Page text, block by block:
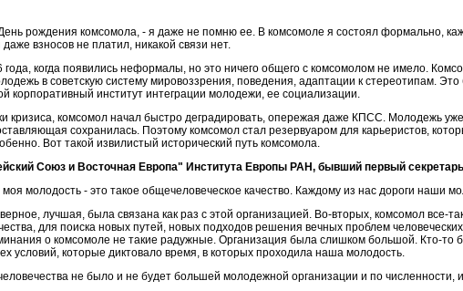
рождения комсомола, - я даже не помню ее. В комсомоле я состоял формально,
взносов не платил, никакой связи нет.
когда появились неформалы, но это ничего общего с комсомолом не имело.
в советскую систему мировоззрения, поведения, адаптации к стереотипам.
корпоративный институт интеграции молодежи, ее социализации.
кризиса, комсомол начал быстро деградировать, опережая даже КПСС. Молодежь
сохранилась. Поэтому комсомол стал резервуаром для карьеристов,
Вот такой извилистый исторический путь комсомола.
Союз и Восточная Европа" Института Европы РАН, бывший первый
молодость - это такое общечеловеческое качество. Каждому из нас дороги наши
лучшая, была связана как раз с этой организацией. Во-вторых, комсомол все-
для поиска новых путей, новых подходов решения вечных проблем
о комсомоле не такие радужные. Организация была слишком большой. Кто-то
условий, которые диктовало время, в которых проходила наша молодость.
не было и не будет большей молодежной организации и по численности,